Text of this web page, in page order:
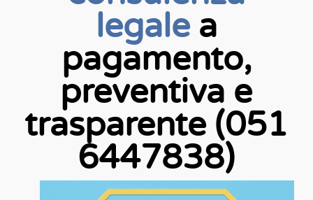
legalea
pagamento,
preventiva e
trasparente (051
6447838)